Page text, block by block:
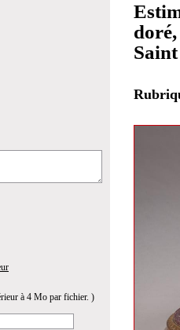
à 4 Mo par fichier. )